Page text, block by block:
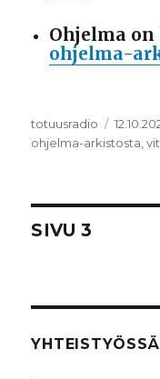
Ohjelma
ohjelma-
Kirjoittaja
totuusradio
ohjelma-arkistosta ,
SIVU 3